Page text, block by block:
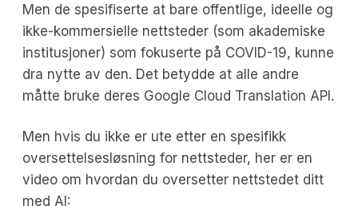
Men de spesifiserte at bare offentlige, ideelle og
ikke-kommersielle nettsteder (som akademiske
institusjoner) som fokuserte på COVID-19, kunne
dra nytte av den. Det betydde at alle andre
måtte bruke deres Google Cloud Translation API.
Men hvis du ikke er ute etter en spesifikk
oversettelsesløsning for nettsteder, her er en
video om hvordan du oversetter nettstedet ditt
med AI: